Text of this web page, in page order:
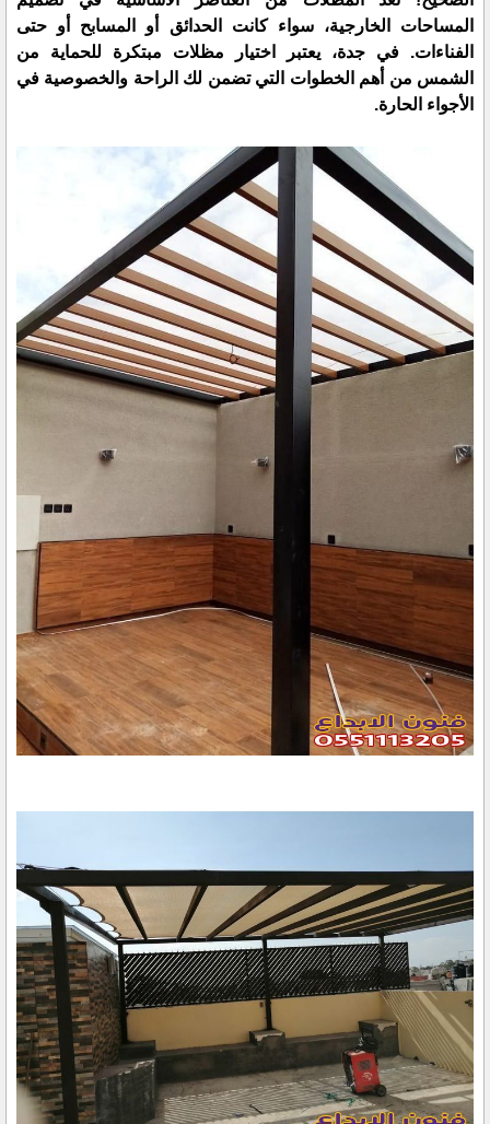
المساحات الخارجية، سواء كانت الحدائق أو المسابح أو حتى
الفناءات. في جدة، يعتبر اختيار مظلات مبتكرة للحماية من
الشمس من أهم الخطوات التي تضمن لك الراحة والخصوصية في
الأجواء الحارة.